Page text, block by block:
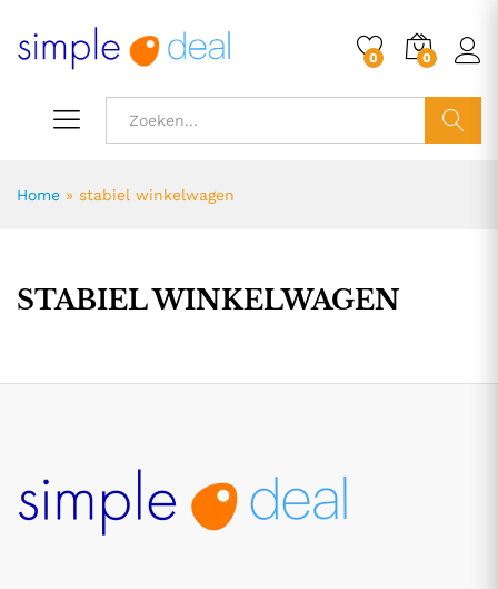
0 0
Home » stabiel winkelwagen
STABIEL WINKELWAGEN